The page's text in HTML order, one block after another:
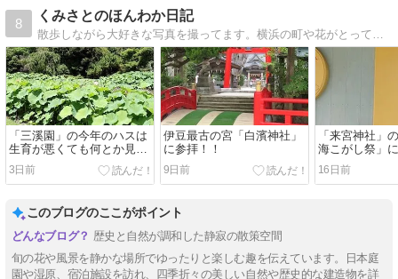
8
くみさとのほんわか日記
「三溪園」の今年のハスは
生育が悪くても何とか見れ
ました！！
3日前
伊豆最古の宮「白濱神社」
に参拝！！
9日前
「来宮神社」
海こがし祭」
遇！！
16日前
このブログのここがポイント
歴史と自然が調和した静寂の散策空間
旬の花や風景を静かな場所でゆったりと楽しむ趣を伝えています。日本庭
園や湿原、宿泊施設を訪れ、四季折々の美しい自然や歴史的な建造物を詳